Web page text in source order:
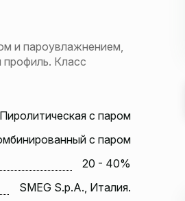
и пароувлажнением,
профиль. Класс
Пиролитическая с паром
с паром
20 - 40%
SMEG S.p.A., Италия.